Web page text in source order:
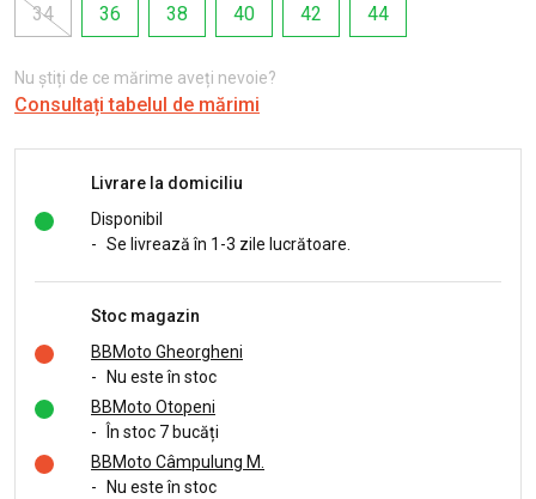
34
36 38 40 42 44
Nu știți de ce mărime aveți nevoie?
Consultați tabelul de mărimi
Livrare la domiciliu
Disponibil
- Se livrează în 1-3 zile lucrătoare.
Stoc magazin
BBMoto Gheorgheni
-
Nu este în stoc
BBMoto Otopeni
-
În stoc 7 bucăți
BBMoto Câmpulung M.
-
Nu este în stoc